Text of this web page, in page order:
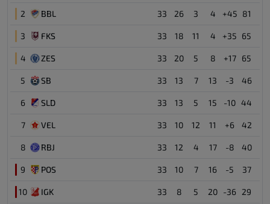
2 BBL 33 26 3 4 +45 81
3 FKS 33 18 11 4 +35 65
4 ZES 33 20 5 8 +17 65
5 SB 33 13 7 13 -3 46
6 SLD 33 13 5 15 -10 44
7 VEL 33 10 12 11 +6 42
8 RBJ 33 12 4 17 -8 40
9 POS 33 10 7 16 -5 37
10 IGK 33 8 5 20 -36 29